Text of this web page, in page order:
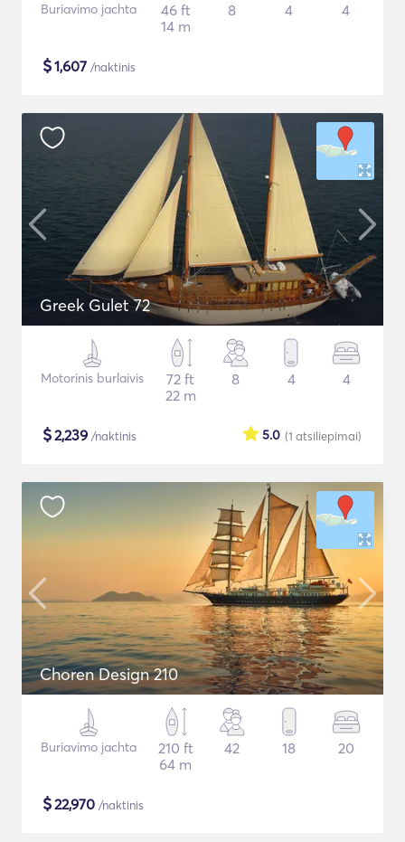
Buriavimo jachta
46 ft
14 m
8 4 4
$1,607 /naktinis
Greek Gulet 72
Motorinis burlaivis
72 ft
22 m
8 4 4
$2,239 /naktinis (1 atsiliepimai)
5.0
Choren Design 210
Buriavimo jachta
210 ft
64 m
42 18 20
$22,970 /naktinis